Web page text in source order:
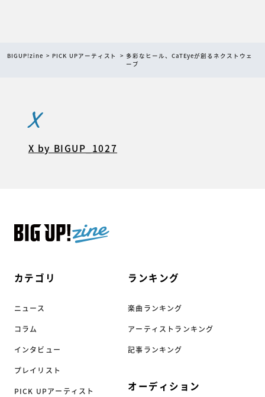
BIGUP!zine PICK UPアーティスト
多彩なヒール、CaTEyeが創るネクストウェ
ーブ
カテゴリ
ニュース
コラム
インタビュー
プレイリスト
PICK UPアーティスト
ランキング
楽曲ランキング
アーティストランキング
記事ランキング
オーディション
X
X by BIGUP_1027